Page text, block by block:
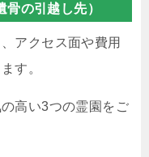
の引越し先）
アクセス面や費用
す。
高い3つの霊園をご